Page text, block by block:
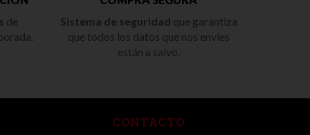
de
Sistema de seguridad que garantiza
que todos los datos que nos envíes
están a salvo.
CONTACTO